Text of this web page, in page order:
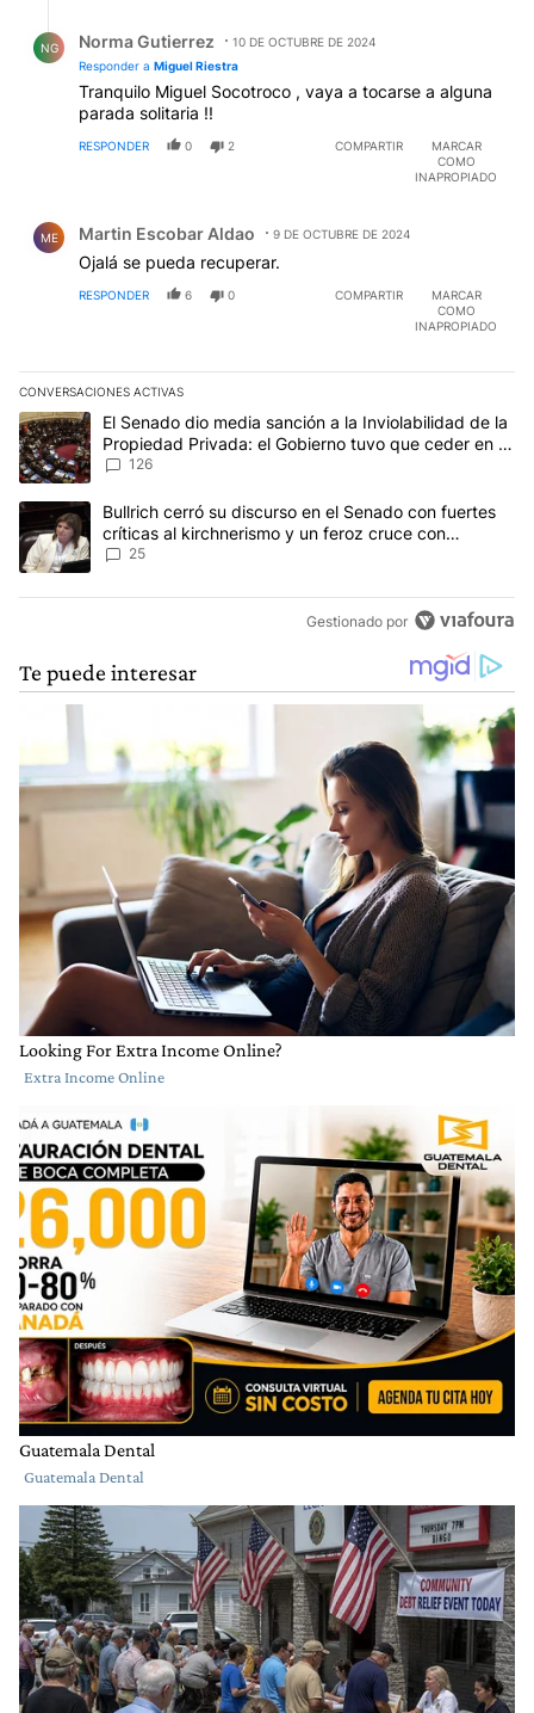
NG Norma Gutierrez
10 DE OCTUBRE DE 2024
Responder a Miguel Riestra
Tranquilo Miguel Socotroco , vaya a tocarse a alguna
parada solitaria !!
RESPONDER 0 2 COMPARTIR
MARCAR
COMO
INAPROPIADO
ME Martin Escobar Aldao 9 DE OCTUBRE DE 2024
Ojalá se pueda recuperar.
RESPONDER 6 0 COMPARTIR
MARCAR
COMO
INAPROPIADO
CONVERSACIONES ACTIVAS
Este listado muestra los artículos con más comentarios en los
Un artículo de tendencia con el título "El Senado dio media
El Senado dio media sanción a la Inviolabilidad de la
Propiedad Privada: el Gobierno tuvo que ceder en la
Ley del Manejo del Fuego
126
Un artículo de tendencia con el título "Bullrich cerró su discurso
Bullrich cerró su discurso en el Senado con fuertes
críticas al kirchnerismo y un feroz cruce con
Capitanich al que le gritó “¡cállate!”
25
Gestionado por